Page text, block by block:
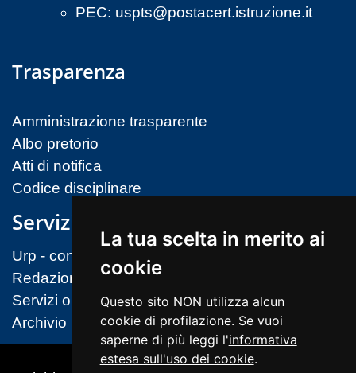
La tua scelta in merito ai
cookie
Questo sito NON utilizza alcun
cookie di profilazione. Se vuoi
saperne di più leggi l'informativa
estesa sull'uso dei cookie.
PEC: uspts@postacert.istruzione.it
Trasparenza
Amministrazione trasparente
Albo pretorio
Atti di notifica
Codice disciplinare
Servizi
Urp - contatti
Redazione sito
Servizi on-line (MIM)
Archivio